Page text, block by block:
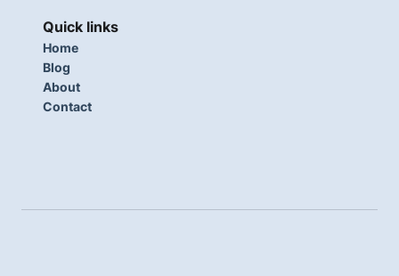
Quick links
Home
Blog
About
Contact